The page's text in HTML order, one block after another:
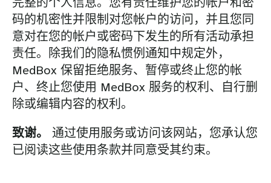
码的机密性并限制对您帐户的访问，并且您同
意对在您的帐户或密码下发生的所有活动承担
责任。除我们的隐私惯例通知中规定外，
MedBox 保留拒绝服务、暂停或终止您的帐
户、终止您使用 MedBox 服务的权利、自行删
除或编辑内容的权利。
致谢。
通过使用服务或访问该网站，您承认您
已阅读这些使用条款并同意受其约束。